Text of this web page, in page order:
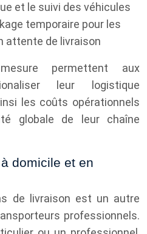
et le suivi des véhicules
temporaire pour les
attente de livraison
permettent aux
leur logistique
les coûts opérationnels
globale de leur chaîne
domicile et en
de livraison est un autre
professionnels.